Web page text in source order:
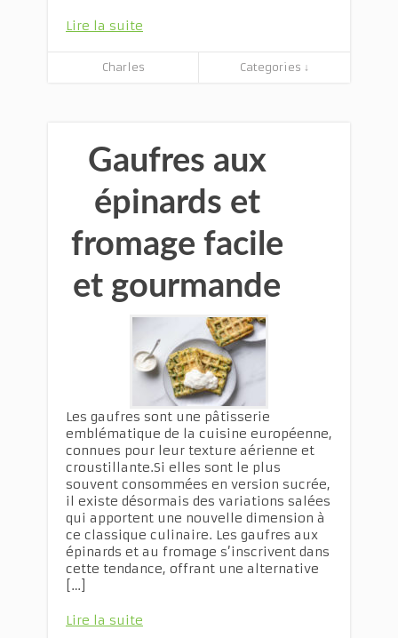
Lire la suite
Charles Categories ↓
Gaufres aux
épinards et
fromage facile
et gourmande
Les gaufres sont une pâtisserie
emblématique de la cuisine européenne,
connues pour leur texture aérienne et
croustillante.Si elles sont le plus
souvent consommées en version sucrée,
il existe désormais des variations salées
qui apportent une nouvelle dimension à
ce classique culinaire. Les gaufres aux
épinards et au fromage s’inscrivent dans
cette tendance, offrant une alternative
[…]
Lire la suite